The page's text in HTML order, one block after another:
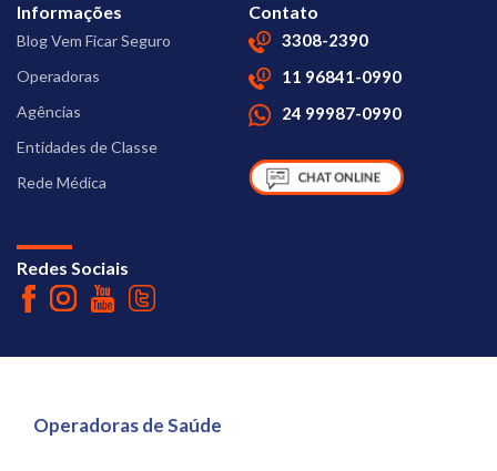
Informações
Blog Vem Ficar Seguro
Operadoras
Agências
Entidades de Classe
Rede Médica
Contato
3308-2390
11 96841-0990
24 99987-0990
Redes Sociais
Operadoras de Saúde